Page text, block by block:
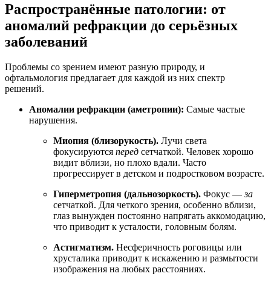
Распространённые патологии: от
аномалий рефракции до серьёзных
заболеваний
Проблемы со зрением имеют разную природу, и
офтальмология предлагает для каждой из них спектр
решений.
Аномалии рефракции (аметропии): Самые частые
нарушения.
Миопия (близорукость). Лучи света
фокусируются перед сетчаткой. Человек хорошо
видит вблизи, но плохо вдали. Часто
прогрессирует в детском и подростковом возрасте.
Гиперметропия (дальнозоркость). Фокус —за
сетчаткой. Для четкого зрения, особенно вблизи,
глаз вынужден постоянно напрягать аккомодацию,
что приводит к усталости, головным болям.
Астигматизм. Несферичность роговицы или
хрусталика приводит к искажению и размытости
изображения на любых расстояниях.